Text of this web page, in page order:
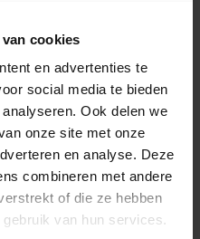
cookies
en advertenties te
social media te bieden
Ook delen we
onze site met onze
en analyse. Deze
combineren met andere
of die ze hebben
van hun services.